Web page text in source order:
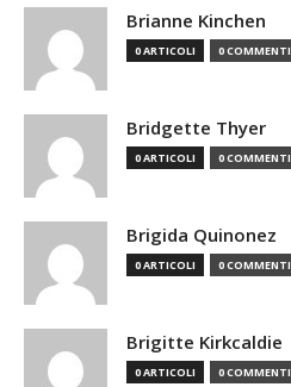
Brianne Kinchen
0 ARTICOLI 0 COMMENTI
Bridgette Thyer
0 ARTICOLI 0 COMMENTI
Brigida Quinonez
0 ARTICOLI 0 COMMENTI
Brigitte Kirkcaldie
0 ARTICOLI 0 COMMENTI